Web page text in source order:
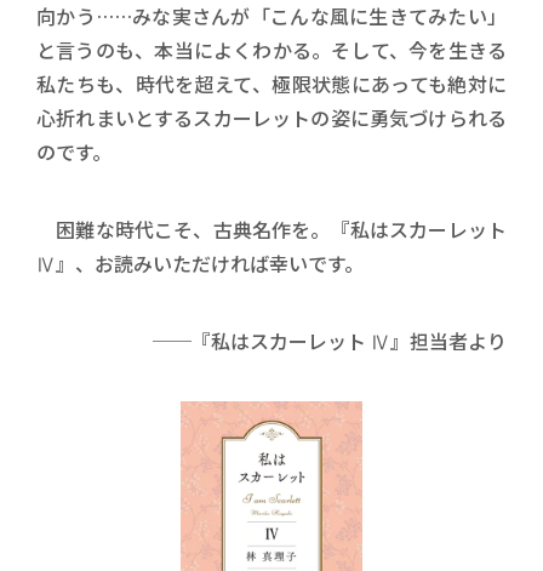
向かう……みな実さんが「こんな風に生きてみたい」
と言うのも、本当によくわかる。そして、今を生きる
私たちも、時代を超えて、極限状態にあっても絶対に
心折れまいとするスカーレットの姿に勇気づけられる
のです。
困難な時代こそ、古典名作を。『私はスカーレット
Ⅳ』、お読みいただければ幸いです。
──『私はスカーレット Ⅳ』担当者より